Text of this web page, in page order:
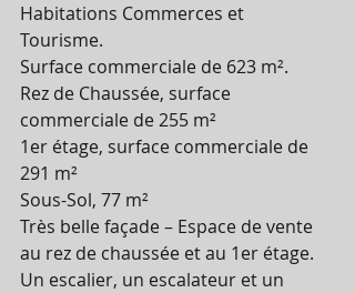
Habitations Commerces et
Tourisme.
Surface commerciale de 623 m².
Rez de Chaussée, surface
commerciale de 255 m²
1er étage, surface commerciale de
291 m²
Sous-Sol, 77 m²
Très belle façade – Espace de vente
au rez de chaussée et au 1er étage.
Un escalier, un escalateur et un